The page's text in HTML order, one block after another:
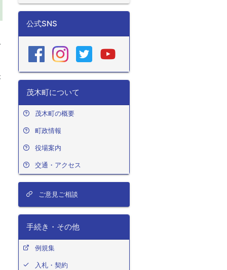
公式SNS
茂木町について
茂木町の概要
町政情報
役場案内
交通・アクセス
ご意見ご相談
手続き・その他
例規集
入札・契約